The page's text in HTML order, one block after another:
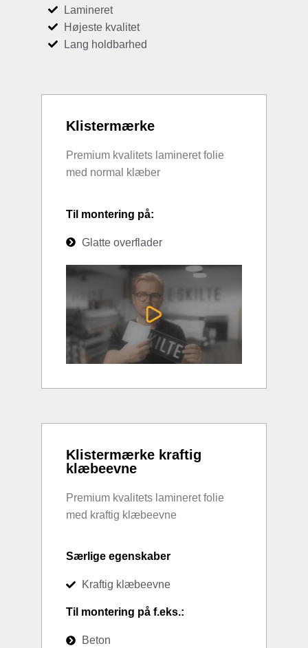
Lamineret
Højeste kvalitet
Lang holdbarhed
Klistermærke
Premium kvalitets lamineret folie
med normal klæber
Til montering på:
Glatte overflader
Klistermærke kraftig
klæbeevne
Premium kvalitets lamineret folie
med kraftig klæbeevne
Særlige egenskaber
Kraftig klæbeevne
Til montering på f.eks.:
Beton